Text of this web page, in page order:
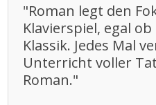
"Roman legt den
Klavierspiel, egal ob
Klassik. Jedes Mal
Unterricht voller
Roman."